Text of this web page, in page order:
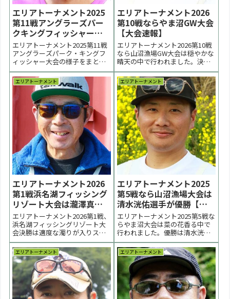
エリアトーナメント2025
第11戦アングラーズパー
クキングフィッシャーは
上野翔太選手が優勝【大
会結果】
エリアトーナメント2025第11戦
アングラーズパーク・キングフ
ィッシャー大会の様子をまとめ
ています。決勝戦は初夏らしい
上か下かの両極端の釣りとなり
ました。優勝は表層とボトムの
双壁を攻略した上野翔太選手、
２位は矢上匠選手、３位は荒木
智敬選手でした。 < 前の大会
2025一覧 次の...
エリアトーナメント2026
第10戦ならやま沼GW大会
【大会速報】
エリアトーナメント2026第10戦
なら山沼漁場GW大会は穏やかな
晴天の中で行われました。決勝
はローライト状況になり、上の
活性があがる状況になりまし
た。優勝は永田潤選手。２位は
古橋亮羽選手。３位は長澤峻央
選手でした。 < 前の大会 2026一
覧 次の大会 >表彰台 優勝：永田
潤選手...
エリアトーナメント
エリアトーナメント2026
第1戦浜名湖フィッシング
リゾート大会は瀧澤真一
選手が優勝【大会結果】
エリアトーナメント2026第1戦、
浜名湖フィッシングリゾート大
会決勝は適度な濁りが入りスプ
ーン展開となりました。優勝は
瀧澤真一選手。２位は宇都温郎
選手、３位は杉山航一朗選手、
今村匠太選手でした。 < 前の大
会 2026一覧 次の大会 >表彰台 優
勝：瀧澤真一選手 表彰台 ラーメ
ン...
エリアトーナメント
エリアトーナメント2025
第5戦なら山沼漁場大会は
清水洸佑選手が優勝【大
会結果】
エリアトーナメント2025第5戦な
らやま沼大会は菜の花香る中で
行われました。優勝は清水洸佑
選手、２位は沼田和浩選手、３
位は丹野裕介選手でした。 < 前
の大会 2025一覧 次の大会 >表彰
台 優勝：清水洸佑選手 表彰台 ラ
ーメン賞協賛企業：順不同アー
スワン、Angler's Sy...
エリアトーナメント エリアトーナメント